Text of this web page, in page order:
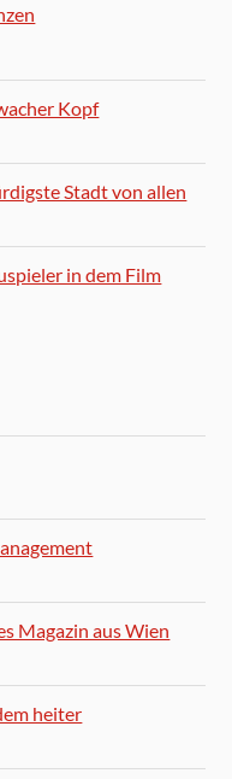
Kopf
Stadt von allen
in dem Film
Magazin aus Wien
heiter